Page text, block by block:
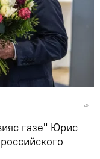
газе" Юрис